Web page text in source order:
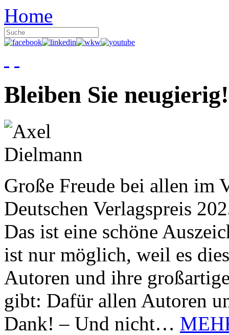
Home
Bleiben Sie neugierig!
Große Freude bei allen im
Deutschen Verlagspreis
Das ist eine schöne
ist nur möglich, weil es
Autoren und ihre
gibt: Dafür allen Autoren
Dank! – Und nicht…